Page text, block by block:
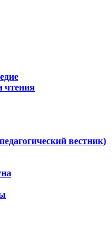
чтения
вестник)